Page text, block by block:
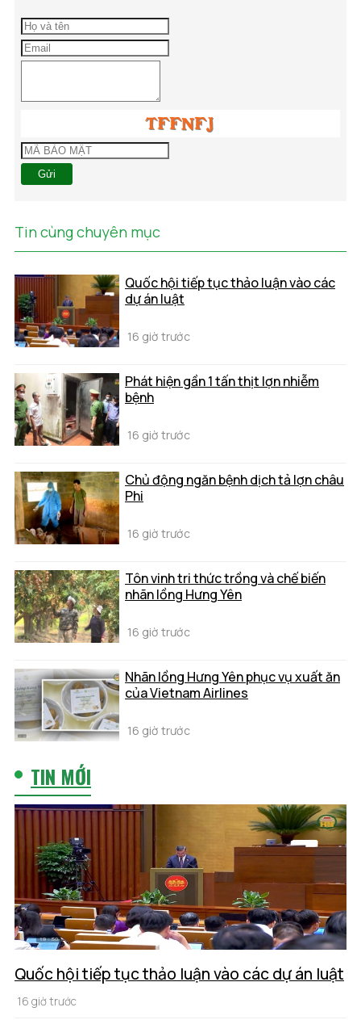
Gửi
Tin cùng chuyên mục
Quốc hội tiếp tục thảo luận vào các
dự án luật
16 giờ trước
Phát hiện gần 1 tấn thịt lợn nhiễm
bệnh
16 giờ trước
Chủ động ngăn bệnh dịch tả lợn châu
Phi
16 giờ trước
Tôn vinh tri thức trồng và chế biến
nhãn lồng Hưng Yên
16 giờ trước
Nhãn lồng Hưng Yên phục vụ xuất ăn
của Vietnam Airlines
16 giờ trước
TIN MỚI
Quốc hội tiếp tục thảo luận vào các dự án luật
16 giờ trước